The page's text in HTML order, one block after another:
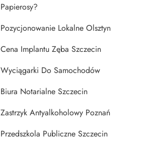
Papierosy?
Pozycjonowanie Lokalne Olsztyn
Cena Implantu Zęba Szczecin
Wyciągarki Do Samochodów
Biura Notarialne Szczecin
Zastrzyk Antyalkoholowy Poznań
Przedszkola Publiczne Szczecin